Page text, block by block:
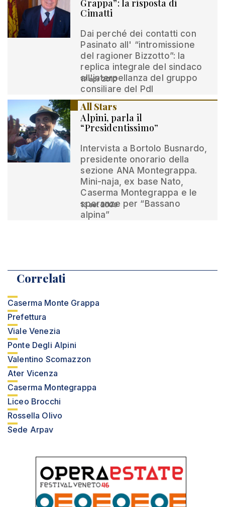
Grappa”: la risposta di
Cimatti
Dai perché dei contatti con
Pasinato all' “intromissione
del ragioner Bizzotto”: la
replica integrale del sindaco
all'interpellanza del gruppo
consiliare del Pdl
17 apr 2010
All Stars
Alpini, parla il
“Presidentissimo”
Intervista a Bortolo Busnardo,
presidente onorario della
sezione ANA Montegrappa.
Mini-naja, ex base Nato,
Caserma Montegrappa e le
speranze per “Bassano
alpina”
13 set 2009
Correlati
Caserma Monte Grappa
Prefettura
Viale Venezia
Ponte Degli Alpini
Valentino Scomazzon
Ater Vicenza
Caserma Montegrappa
Liceo Brocchi
Rossella Olivo
Sede Arpav